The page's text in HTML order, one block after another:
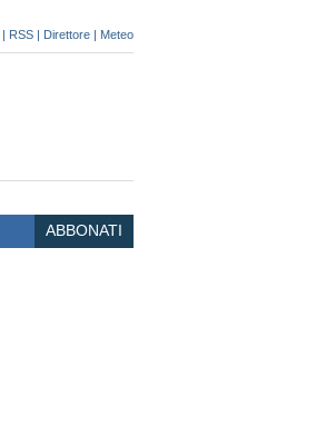
| RSS | Direttore | Meteo
ABBONATI